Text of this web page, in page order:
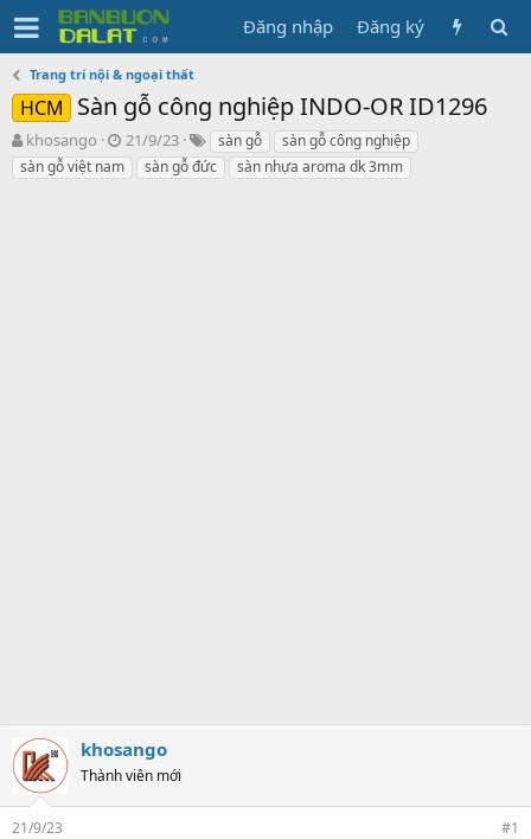
Đăng nhập Đăng ký
Trang trí nội & ngoại thất
HCM Sàn gỗ công nghiệp INDO-OR ID1296
N
g
ư
khosango
N
g
à
21/9/23
T
ừ
k
sàn gỗ
sàn gỗ công nghiệp
sàn gỗ việt nam
sàn gỗ đức sàn nhựa aroma dk 3mm
khosango
Thành viên mới
21/9/23 #1